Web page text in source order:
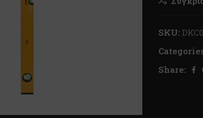
SKU:
Share: